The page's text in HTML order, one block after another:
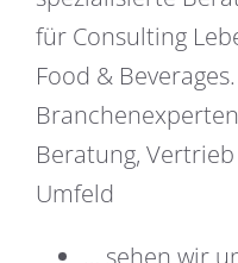
für Consulting
Food &
Beratung,
Umfeld
… sehen wir